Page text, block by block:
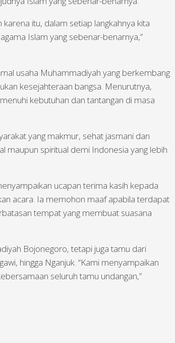
itu, dalam setiap langkahnya kita
Islam yang sebenar-benarnya,”
usaha Muhammadiyah yang berkembang
kesejahteraan bangsa. Menurutnya,
kebutuhan dan tantangan di masa
yang makmur, sehat jasmani dan
maupun spiritual demi Indonesia yang lebih
ucapan terima kasih kepada
acara. Ia memohon maaf apabila terdapat
tempat yang membuat suasana
Bojonegoro, tetapi juga tamu dari
hingga Nganjuk. “Kami menyampaikan
seluruh tamu undangan,”